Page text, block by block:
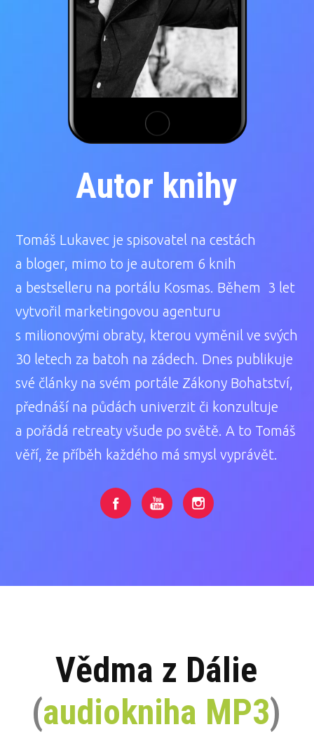
Autor knihy
Tomáš Lukavec je spisovatel na cestách
a bloger, mimo to je autorem 6 knih
a bestselleru na portálu Kosmas. Během 3 let
vytvořil marketingovou agenturu
s milionovými obraty, kterou vyměnil ve svých
30 letech za batoh na zádech. Dnes publikuje
své články na svém portále Zákony Bohatství,
přednáší na půdách univerzit či konzultuje
a pořádá retreaty všude po světě. A to Tomáš
věří, že příběh každého má smysl vyprávět.
Vědma z Dálie
(audiokniha MP3)